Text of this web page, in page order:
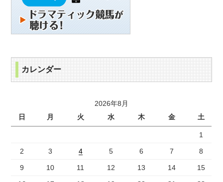
カレンダー
2026年8月
日
月 火 水 木 金 土
1
2 3 4 5 6 7 8
9 10 11 12 13 14 15